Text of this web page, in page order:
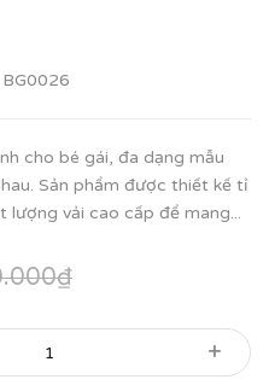
BG0026
cho bé gái, đa dạng mẫu
Sản phẩm được thiết kế tỉ
vải cao cấp để mang...
+